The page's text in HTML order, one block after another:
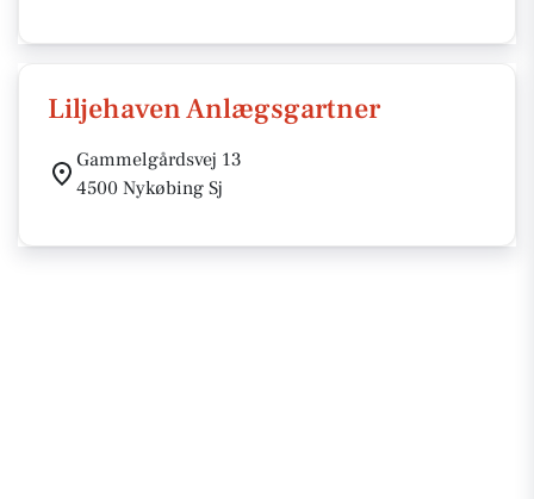
Liljehaven Anlægsgartner
Gammelgårdsvej 13
4500 Nykøbing Sj